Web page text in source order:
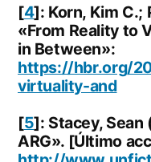
[4]: Korn, Kim C.;
«From Reality to
in Between»:
https://hbr.org/
virtuality-and
[5]: Stacey, Sean
ARG». [Último